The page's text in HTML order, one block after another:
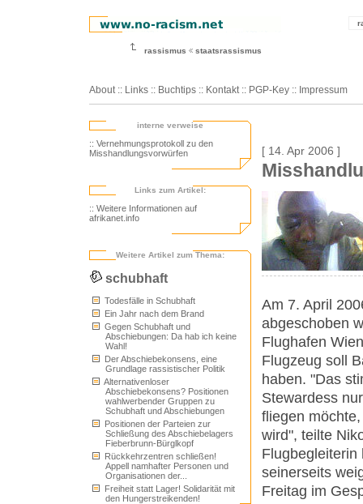
rassismus staatsrassismus
About :: Links :: Buchtips :: Kontakt :: PGP-Key :: Impressum
interne verweise
:: Vernehmungsprotokoll zu den
Misshandlungsvorwürfen
Links zum Artikel:
:: Weitere Informationen auf
afrikanet.info
Weitere Artikel zum Thema:
schubhaft
Todesfälle in Schubhaft
Ein Jahr nach dem Brand
Gegen Schubhaft und
Abschiebungen: Da hab ich keine
Wahl!
Der Abschiebekonsens, eine
Grundlage rassistischer Politik
Alternativenloser
Abschiebekonsens? Positionen
wahlwerbender Gruppen zu
Schubhaft und Abschiebungen
Positionen der Parteien zur
Schließung des Abschiebelagers
Fieberbrunn-Bürglkopf
Rückkehrzentren schließen!
Appell namhafter Personen und
Organisationen der...
Freiheit statt Lager! Solidarität mit
den Hungerstreikenden!
[ 14. Apr 2006 ]
Am 7. April
abgeschoben
Flughafen
Flugzeug soll
haben. "Das
Stewardess
fliegen
wird", teilte
Flugbegleiterin
seinerseits
Freitag im